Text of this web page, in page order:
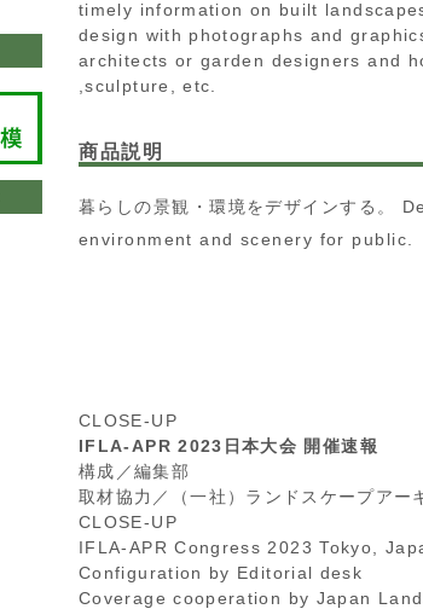
timely information on built
design with photographs and
architects or garden designers and
,sculpture, etc.
商品説明
暮らしの景観・環境をデザインする。
environment and scenery for public.
CLOSE-UP
IFLA-APR 2023日本大会 開催速報
構成／編集部
取材協力／（一社）ランドスケープアー
CLOSE-UP
IFLA-APR Congress 2023 Tokyo,
Configuration by Editorial desk
Coverage cooperation by Japan